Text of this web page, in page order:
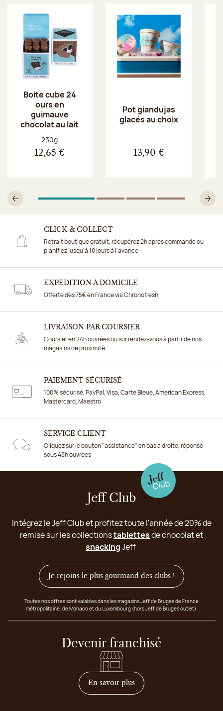
Boite cube 24
ours en
guimauve
chocolat au lait
Poids net :
230g
12,65 €
Pot giandujas
glacés au choix
13,90 €
Précédent
1Sur 4 2Sur 4
3Sur 4
4Sur 4
CLICK & COLLECT
Retrait boutique gratuit, récupérez 2h après commande ou
planifiez jusqu'à 10 jours à l'avance
EXPÉDITION À DOMICILE
Offerte dès 75€ en France via Chronofresh
LIVRAISON PAR COURSIER
Coursier en 24h ouvrées ou sur rendez-vous à partir de nos
magasins de proximité
PAIEMENT SÉCURISÉ
100% sécurisé, PayPal, Visa, Carte Bleue, American Express,
Mastercard, Maestro
SERVICE CLIENT
Cliquez sur le bouton "assistance" en bas à droite, réponse
sous 48h ouvrées
Jeff Club
Intégrez le Jeff Club et profitez toute l'année de 20% de
remise sur les collectionstablettesde chocolat et
snackingJeff
Je rejoins le plus gourmand des clubs !
Toutes nos offres sont valables dans les magasins Jeff de Bruges de France
métropolitaine, de Monaco et du Luxembourg (hors Jeff de Bruges outlet).
Devenir franchisé
En savoir plussur comment devenir